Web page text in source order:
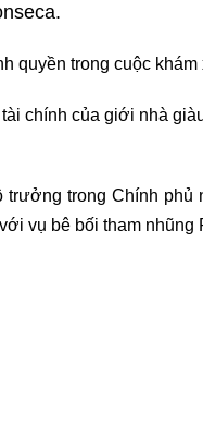
quyền trong cuộc
chính của giới nhà
trưởng trong Chính
vụ bê bối tham nhũng